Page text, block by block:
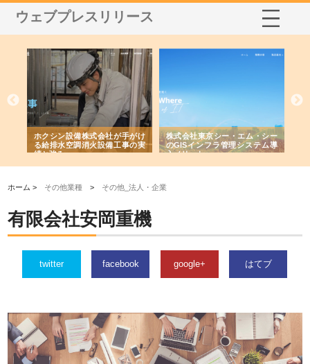
ウェブプレスリリース
ホクシン設備株式会社が手がけ
る給排水空調消火設備工事の実
績と強み
株式会社東京シー・エム・シー
のGISインフラ管理システム導
入メリット
株式会社
から陸上
由
ホーム > その他業種 > その他_法人・企業
有限会社安岡重機
twitter facebook google+ はてブ